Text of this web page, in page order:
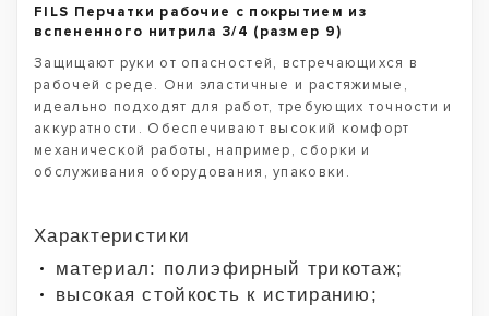
FILS Перчатки рабочие с покрытием из
вспененного нитрила 3/4 (размер 9)
Защищают руки от опасностей, встречающихся в
рабочей среде. Они эластичные и растяжимые,
идеально подходят для работ, требующих точности и
аккуратности. Обеспечивают высокий комфорт
механической работы, например, сборки и
обслуживания оборудования, упаковки.
Характеристики
материал: полиэфирный трикотаж;
высокая стойкость к истиранию;